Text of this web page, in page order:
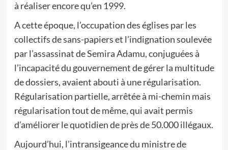
à réaliser encore qu’en 1999.
A cette époque, l’occupation des églises par les
collectifs de sans-papiers et l’indignation soulevée
par l’assassinat de Semira Adamu, conjuguées à
l’incapacité du gouvernement de gérer la multitude
de dossiers, avaient abouti à une régularisation.
Régularisation partielle, arrêtée à mi-chemin mais
régularisation tout de même, qui avait permis
d’améliorer le quotidien de près de 50.000 illégaux.
Aujourd’hui, l’intransigeance du ministre de